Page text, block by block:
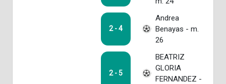
2 - 4
Andrea
Benayas - m.
26
2 - 5
BEATRIZ
GLORIA
FERNANDEZ -